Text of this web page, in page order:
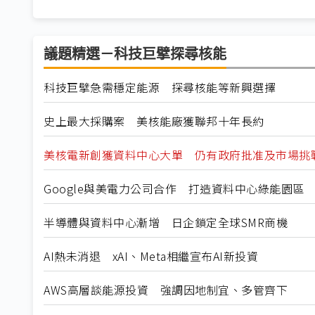
議題精選－科技巨擘探尋核能
科技巨擘急需穩定能源 探尋核能等新興選擇
史上最大採購案 美核能廠獲聯邦十年長約
美核電新創獲資料中心大單 仍有政府批准及市場挑
Google與美電力公司合作 打造資料中心綠能園區
半導體與資料中心漸增 日企鎖定全球SMR商機
AI熱未消退 xAI、Meta相繼宣布AI新投資
AWS高層談能源投資 強調因地制宜、多管齊下